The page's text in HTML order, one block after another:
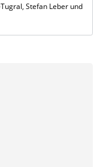
Stefan Leber und